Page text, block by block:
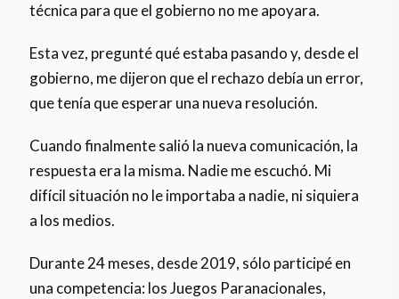
técnica para que el gobierno no me apoyara.
Esta vez, pregunté qué estaba pasando y, desde el
gobierno, me dijeron que el rechazo debía un error,
que tenía que esperar una nueva resolución.
Cuando finalmente salió la nueva comunicación, la
respuesta era la misma. Nadie me escuchó. Mi
difícil situación no le importaba a nadie, ni siquiera
a los medios.
Durante 24 meses, desde 2019, sólo participé en
una competencia: los Juegos Paranacionales,